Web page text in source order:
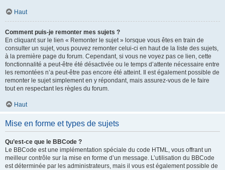
Haut
Comment puis-je remonter mes sujets ?
En cliquant sur le lien « Remonter le sujet » lorsque vous êtes en train de
consulter un sujet, vous pouvez remonter celui-ci en haut de la liste des sujets,
à la première page du forum. Cependant, si vous ne voyez pas ce lien, cette
fonctionnalité a peut-être été désactivée ou le temps d’attente nécessaire entre
les remontées n’a peut-être pas encore été atteint. Il est également possible de
remonter le sujet simplement en y répondant, mais assurez-vous de le faire
tout en respectant les règles du forum.
Haut
Mise en forme et types de sujets
Qu’est-ce que le BBCode ?
Le BBCode est une implémentation spéciale du code HTML, vous offrant un
meilleur contrôle sur la mise en forme d’un message. L’utilisation du BBCode
est déterminée par les administrateurs, mais il vous est également possible de